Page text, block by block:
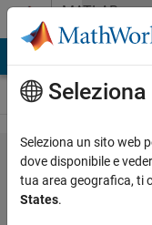
Vai al contenutoMATLAB
Answers
Help in
integrating
Seleziona un sito web
dove disponibile e
tua area geografica, ti
States.